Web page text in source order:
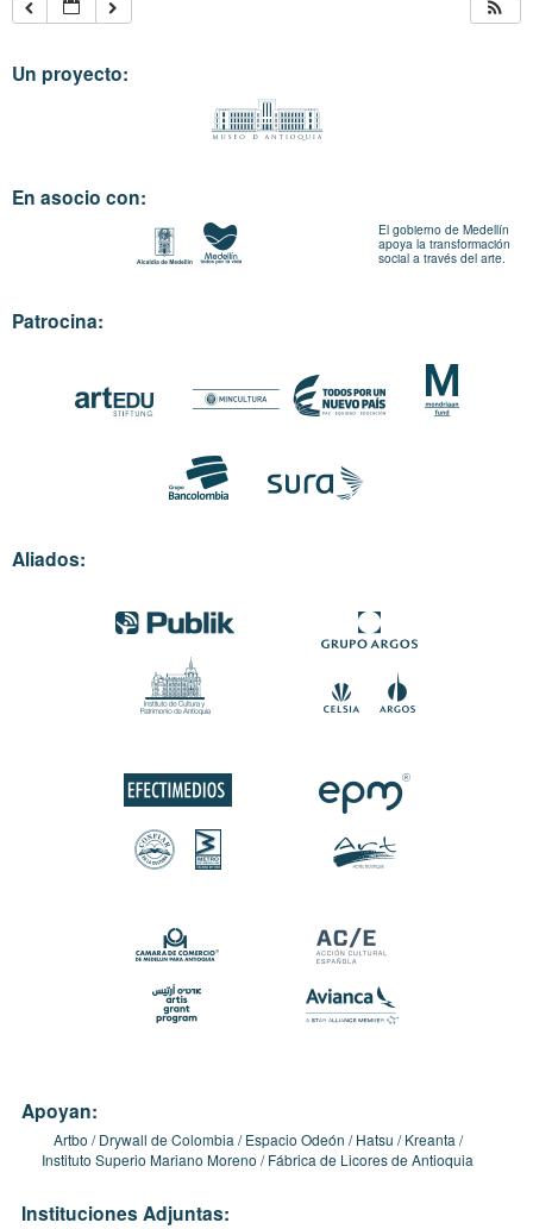
Un proyecto:
En asocio con:
El gobierno de Medellín
apoya la transformación
social a través del arte.
Patrocina:
Aliados:
Apoyan:
Artbo Drywall de Colombia Espacio Odeón Hatsu
Kreanta
Instituto Superio Mariano Moreno
Fábrica de Licores de Antioquia
Instituciones Adjuntas: